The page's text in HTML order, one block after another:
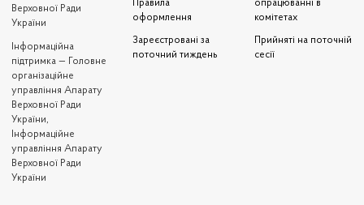
Верховної Ради
України
Iнформаційна
підтримка — Головне
організаційне
управління Апарату
Верховної Ради
України,
Інформаційне
управління Апарату
Верховної Ради
України
Правила
оформлення
Зареєстровані за
поточний тиждень
опрацюванні в
комітетах
Прийняті на поточній
сесії